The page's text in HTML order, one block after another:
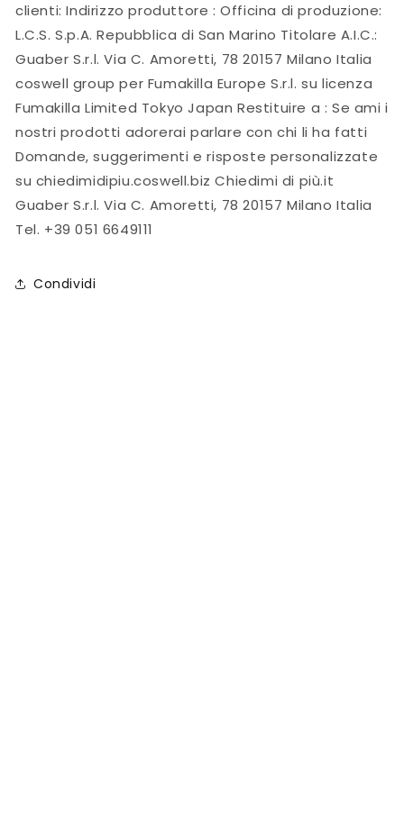
clienti: Indirizzo produttore : Officina di produzione:
L.C.S. S.p.A. Repubblica di San Marino Titolare A.I.C.:
Guaber S.r.l. Via C. Amoretti, 78 20157 Milano Italia
coswell group per Fumakilla Europe S.r.l. su licenza
Fumakilla Limited Tokyo Japan Restituire a : Se ami i
nostri prodotti adorerai parlare con chi li ha fatti
Domande, suggerimenti e risposte personalizzate
su chiedimidipiu.coswell.biz Chiedimi di più.it
Guaber S.r.l. Via C. Amoretti, 78 20157 Milano Italia
Tel. +39 051 6649111
Condividi